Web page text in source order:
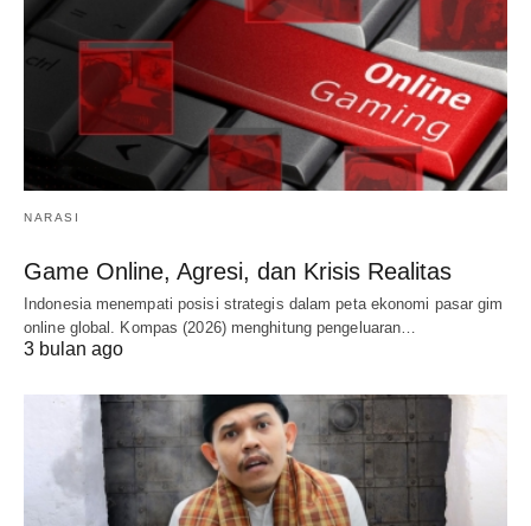
NARASI
Game Online, Agresi, dan Krisis Realitas
Indonesia menempati posisi strategis dalam peta ekonomi pasar gim
online global. Kompas (2026) menghitung pengeluaran…
3 bulan ago